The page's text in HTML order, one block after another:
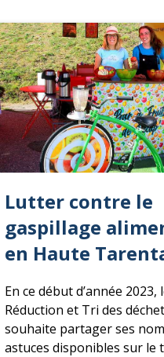
Lutter contre le
gaspillage
en Haute
En ce début d’année 2023,
Réduction et Tri des
souhaite partager ses
astuces disponibles sur le